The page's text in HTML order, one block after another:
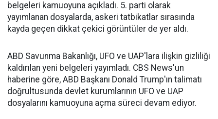
belgeleri kamuoyuna açıkladı. 5. parti olarak
yayımlanan dosyalarda, askeri tatbikatlar sırasında
kayda geçen dikkat çekici görüntüler de yer aldı.
ABD Savunma Bakanlığı, UFO ve UAP'lara ilişkin gizliliği
kaldırılan yeni belgeleri yayımladı. CBS News'un
haberine göre, ABD Başkanı Donald Trump'ın talimatı
doğrultusunda devlet kurumlarının UFO ve UAP
dosyalarını kamuoyuna açma süreci devam ediyor.